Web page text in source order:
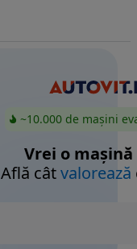
~10.000 de mașini
Vrei o mașină
Află câtvalorează